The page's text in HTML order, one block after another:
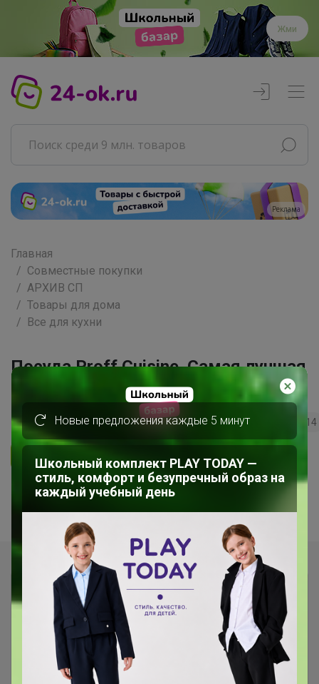
Жми
Реклама
Главная
Совместные покупки
АРХИВ СП
Товары для дома
Все для кухни
Посуда Proff Cuisine. Самая лучшая
цена.
17 5.0 13.1K 56.6K 14
1 2
Новые предложения каждые 5 минут
Школьный комплект PLAY TODAY —
стиль, комфорт и безупречный образ на
каждый учебный день